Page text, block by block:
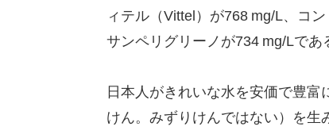
ィテル（Vittel）が768 mg/L、コ
サンペリグリーノが734 mg/Lであ
日本人がきれいな水を安価で豊
けん。みずりけんではない）を生